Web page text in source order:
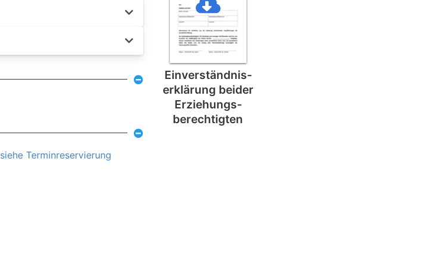
siehe Terminreservierung
Einverständnis­
erklärung beider
Erziehungs­
berechtigten